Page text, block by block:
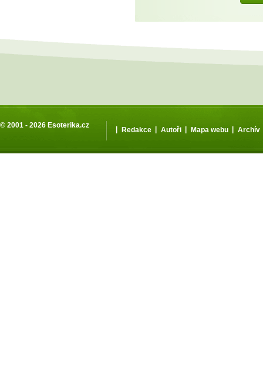
© 2001 - 2026 Esoterika.cz
Redakce Autoři Mapa webu Archív